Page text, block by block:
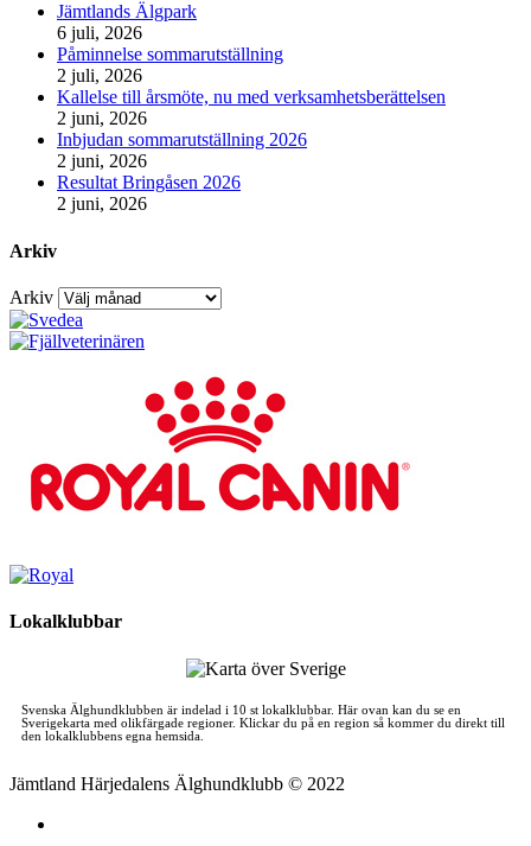
Jämtlands Älgpark
6 juli, 2026
Påminnelse sommarutställning
2 juli, 2026
Kallelse till årsmöte, nu med verksamhetsberättelsen
2 juni, 2026
Inbjudan sommarutställning 2026
2 juni, 2026
Resultat Bringåsen 2026
2 juni, 2026
Arkiv
Arkiv
Lokalklubbar
Svenska Älghundklubben är indelad i 10 st lokalklubbar. Här ovan kan du se en
Sverigekarta med olikfärgade regioner. Klickar du på en region så kommer du direkt till
den lokalklubbens egna hemsida.
Jämtland Härjedalens Älghundklubb © 2022